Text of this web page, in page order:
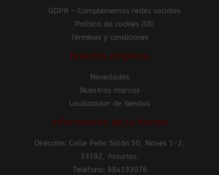
GDPR – Complementos redes sociales
Política de cookies (UE)
Términos y condiciones
Nuestra empresa
Novedades
Nuestras marcas
Localizador de tiendas
Información de la tienda
Dirección: Calle Peña Salón 50, Naves 1-2,
33192, Asturias.
Teléfono: 984193076